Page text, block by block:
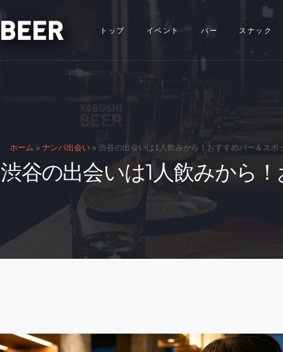
トップ イベント バー スナック
ホーム » ナンパ出会い » 渋谷の出会いは1人飲みから！おすすめバー＆スポ
渋谷の出会いは1人飲みから
スナック
スタッフ募集
問い合わせ